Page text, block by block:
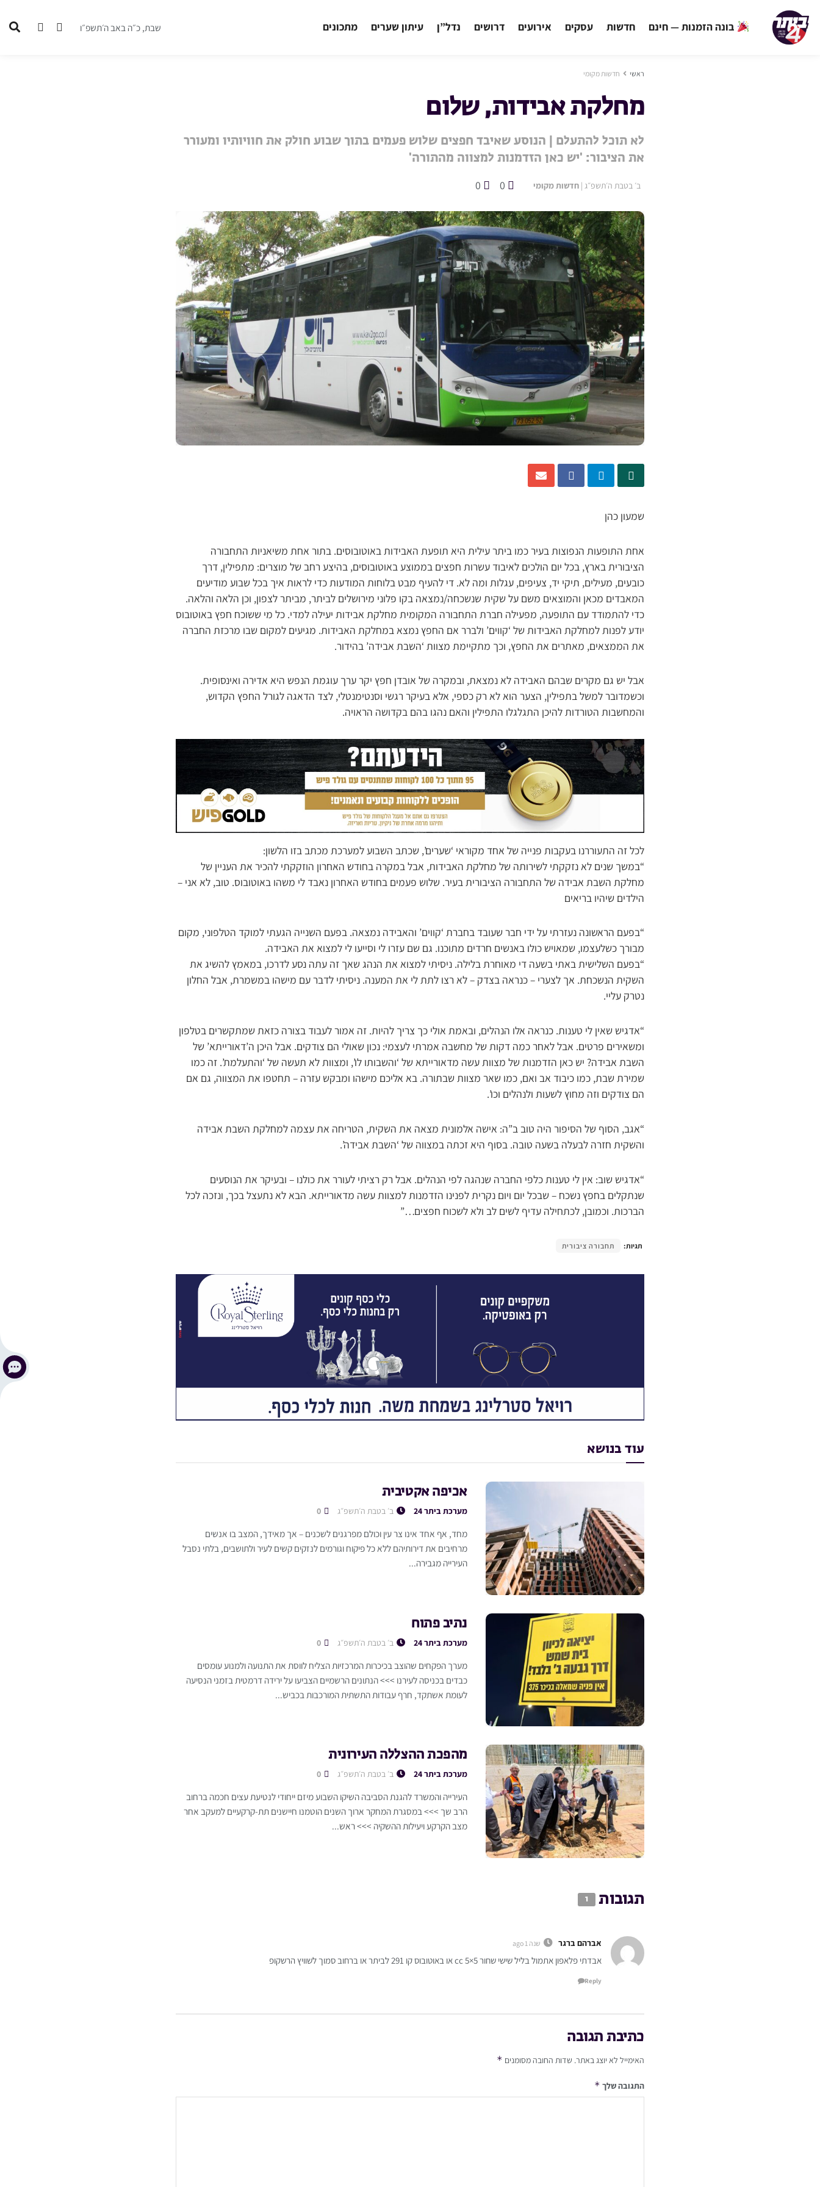
בונה הזמנות — חינם חדשות עסקים אירועים דרושים נדל”ן עיתון שערים מתכונים שבת, כ״ה באב ה׳תשפ״ו
ראשי חדשות מקומי
מחלקת אבידות, שלום
לא תוכל להתעלם | הנוסע שאיבד חפצים שלוש פעמים בתוך שבוע חולק את חוויותיו ומעורר
את הציבור: 'יש כאן הזדמנות למצווה מהתורה'
ב׳ בטבת ה׳תשפ״ג | חדשות מקומי 0
0
שמעון כהן
אחת התופעות הנפוצות בעיר כמו ביתר עילית היא תופעת האבידות באוטובוסים. בתור אחת משיאניות התחבורה
הציבורית בארץ, בכל יום הולכים לאיבוד עשרות חפצים בממוצע באוטובוסים, בהיצע רחב של מוצרים: מתפילין, דרך
כובעים, מעילים, תיקי יד, צעיפים, עגלות ומה לא. די להעיף מבט בלוחות המודעות כדי לראות איך בכל שבוע מודיעים
המאבדים מכאן והמוצאים משם על שקית שנשכחה/נמצאה בקו פלוני מירושלים לביתר, מביתר לצפון, וכן הלאה והלאה.
כדי להתמודד עם התופעה, מפעילה חברת התחבורה המקומית מחלקת אבידות יעילה למדי. כל מי ששוכח חפץ באוטובוס
יודע לפנות למחלקת האבידות של ‘קווים’ ולברר אם החפץ נמצא במחלקת האבידות. מגיעים למקום שבו מרכזת החברה
את הממצאים, מאתרים את החפץ, וכך מתקיימת מצוות ‘השבת אבידה’ בהידור.
אבל יש גם מקרים שבהם האבידה לא נמצאת, ובמקרה של אובדן חפץ יקר ערך עוגמת הנפש היא אדירה ואינסופית.
וכשמדובר למשל בתפילין, הצער הוא לא רק כספי, אלא בעיקר רגשי וסנטימנטלי, לצד הדאגה לגורל החפץ הקדוש,
והמחשבות הטורדות להיכן התגלגלו התפילין והאם נהגו בהם בקדושה הראויה.
לכל זה התעוררנו בעקבות פנייה של אחד מקוראי ‘שערים’, שכתב השבוע למערכת מכתב בזו הלשון:
“במשך שנים לא נזקקתי לשירותה של מחלקת האבידות, אבל במקרה בחודש האחרון הוזקקתי להכיר את העניין של
מחלקת השבת אבידה של התחבורה הציבורית בעיר. שלוש פעמים בחודש האחרון נאבד לי משהו באוטובוס. טוב, לא אני –
הילדים שיהיו בריאים
“בפעם הראשונה נעזרתי על ידי חבר שעובד בחברת ‘קווים’ והאבידה נמצאה. בפעם השנייה הגעתי למוקד הטלפוני, מקום
מבורך כשלעצמו, שמאויש כולו באנשים חרדים מתוכנו. גם שם עזרו לי וסייעו לי למצוא את האבידה.
“בפעם השלישית באתי בשעה די מאוחרת בלילה. ניסיתי למצוא את הנהג שאך זה עתה נסע לדרכו, במאמץ להשיג את
השקית הנשכחת. אך לצערי – כנראה בצדק – לא רצו לתת לי את המענה. ניסיתי לדבר עם מישהו במשמרת, אבל החלון
נטרק עליי.
“אדגיש שאין לי טענות. כנראה אלו הנהלים, ובאמת אולי כך צריך להיות. זה אמור לעבוד בצורה כזאת שמתקשרים בטלפון
ומשאירים פרטים. אבל לאחר כמה דקות של מחשבה אמרתי לעצמי: נכון שאולי הם צודקים. אבל היכן ה’דאורייתא’ של
השבת אבידה? יש כאן הזדמנות של מצוות עשה מדאורייתא של ‘והשבותו לו’, ומצוות לא תעשה של ‘והתעלמת’. זה כמו
שמירת שבת, כמו כיבוד אב ואם, כמו שאר מצוות שבתורה. בא אליכם מישהו ומבקש עזרה – תחטפו את המצווה, גם אם
הם צודקים וזה מחוץ לשעות ולנהלים וכו’.
“אגב, הסוף של הסיפור היה טוב ב”ה: אישה אלמונית מצאה את השקית, הטריחה את עצמה למחלקת השבת אבידה
והשקית חזרה לבעלה בשעה טובה. בסוף היא זכתה במצווה של ‘השבת אבידה’.
“אדגיש שוב: אין לי טענות כלפי החברה שנהגה לפי הנהלים. אבל רק רציתי לעורר את כולנו – ובעיקר את הנוסעים
שנתקלים בחפץ נשכח – שבכל יום ויום נקרית לפנינו הזדמנות למצוות עשה מדאורייתא. הבא לא נתעצל בכך, ונזכה לכל
הברכות. וכמובן, לכתחילה עדיף לשים לב ולא לשכוח חפצים…”
תגיות: תחבורה ציבורית
עוד בנושא
אכיפה אקטיבית
מערכת ביתר 24 ב׳ בטבת ה׳תשפ״ג
מחד, אף אחד אינו צר עין וכולם מפרגנים לשכנים – אך מאידך, המצב בו אנשים
מרחיבים את דירותיהם ללא כל פיקוח וגורמים לנזקים קשים לעיר ולתושבים, בלתי נסבל
העירייה מגבירה...
נתיב פתוח
מערכת ביתר 24 ב׳ בטבת ה׳תשפ״ג
מערך הפקחים שהוצב בכיכרות המרכזיות הצליח לווסת את התנועה ולמנוע עומסים
כבדים בכניסה לעירנו >>> הנתונים הרשמיים הצביעו על ירידה דרמטית בזמני הנסיעה
לעומת אשתקד, חרף עבודות התשתית המורכבות בכביש...
מהפכת ההצללה העירונית
מערכת ביתר 24 ב׳ בטבת ה׳תשפ״ג
העירייה והמשרד להגנת הסביבה השיקו השבוע מיזם ייחודי לנטיעת עצים חכמה ברחוב
הרב שך >>> במסגרת המחקר ארוך השנים הוטמנו חיישנים תת-קרקעיים למעקב אחר
מצב הקרקע ויעילות ההשקיה >>> ראש...
תגובות 1
אברהם ברגר שנה 1 ago
אבדתי פלאפון אתמול בליל שישי שחור 5×5 cc או באוטובוס קו 291 לביתר או ברחוב סמוך לשוויץ הרשקופ
Reply
כתיבת תגובה
האימייל לא יוצג באתר. שדות החובה מסומנים *
התגובה שלך *